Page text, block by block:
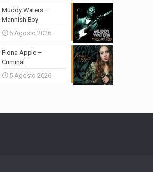
Muddy Waters –
Mannish Boy
6 Agosto 2026
Fiona Apple –
Criminal
5 Agosto 2026